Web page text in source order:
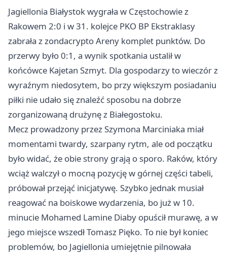
Jagiellonia Białystokwygrała w Częstochowie z
Rakowem 2:0 i w 31. kolejce PKO BP Ekstraklasy
zabrała z zondacrypto Areny komplet punktów. Do
przerwy było 0:1, a wynik spotkania ustalił w
końcówce Kajetan Szmyt. Dla gospodarzy to wieczór z
wyraźnym niedosytem, bo przy większym posiadaniu
piłki nie udało się znaleźć sposobu na dobrze
zorganizowaną drużynę z Białegostoku.
Mecz prowadzony przez Szymona Marciniaka miał
momentami twardy, szarpany rytm, ale od początku
było widać, że obie strony grają o sporo. Raków, który
wciąż walczył o mocną pozycję w górnej części tabeli,
próbował przejąć inicjatywę. Szybko jednak musiał
reagować na boiskowe wydarzenia, bo już w 10.
minucie Mohamed Lamine Diaby opuścił murawę, a w
jego miejsce wszedł Tomasz Pięko. To nie był koniec
problemów, bo Jagiellonia umiejętnie pilnowała